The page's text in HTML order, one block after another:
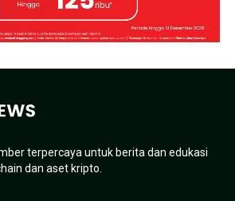
terpercaya untuk berita dan edukasi
dan aset kripto.